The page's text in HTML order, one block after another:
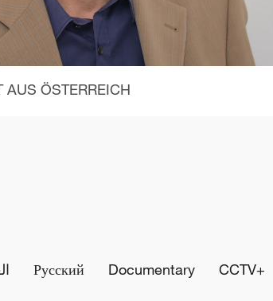
AUS ÖSTERREICH
Русский Documentary CCTV+